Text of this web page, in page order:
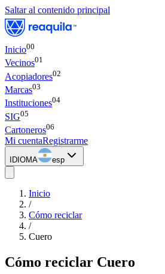
Saltar al contenido principal
Inicio00
Vecinos01
Acopiadores02
Marcas03
Instituciones04
SIG05
Cartoneros06
Mi cuentaRegistrarme
IDIOMA esp
Inicio
/
Cómo reciclar
/
Cuero
Cómo reciclar Cuero